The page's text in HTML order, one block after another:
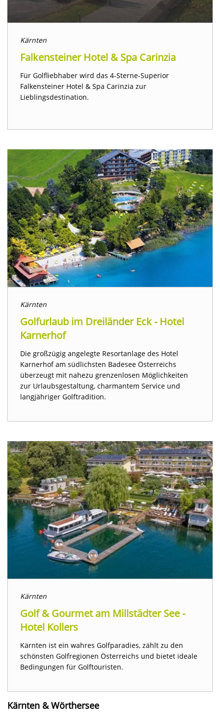
Kärnten
Falkensteiner Hotel & Spa Carinzia
Für Golfliebhaber wird das 4-Sterne-Superior
Falkensteiner Hotel & Spa Carinzia zur
Lieblingsdestination.
Kärnten
Golfurlaub im Dreiländer Eck - Hotel
Karnerhof
Die großzügig angelegte Resortanlage des Hotel
Karnerhof am südlichsten Badesee Österreichs
überzeugt mit nahezu grenzenlosen Möglichkeiten
zur Urlaubsgestaltung, charmantem Service und
langjähriger Golftradition.
Kärnten
Golf & Gourmet am Millstädter See -
Hotel Kollers
Kärnten ist ein wahres Golfparadies, zählt zu den
schönsten Golfregionen Österreichs und bietet ideale
Bedingungen für Golftouristen.
Kärnten & Wörthersee